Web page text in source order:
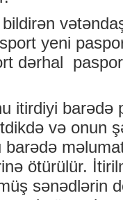
yeni
dərhal
itirdiyi barədə
və onun
ötürülür.
sənədlərin